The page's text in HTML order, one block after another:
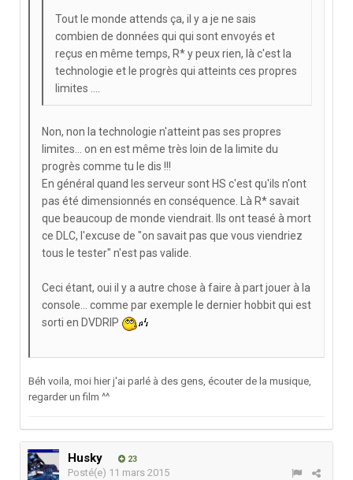
Tout le monde attends ça, il y a je ne sais
combien de données qui qui sont envoyés et
reçus en même temps, R* y peux rien, là c'est la
technologie et le progrès qui atteints ces propres
limites ....
Non, non la technologie n'atteint pas ses propres
limites... on en est même très loin de la limite du
progrès comme tu le dis !!!
En général quand les serveur sont HS c'est qu'ils n'ont
pas été dimensionnés en conséquence. Là R* savait
que beaucoup de monde viendrait. Ils ont teasé à mort
ce DLC, l'excuse de "on savait pas que vous viendriez
tous le tester" n'est pas valide.
Ceci étant, oui il y a autre chose à faire à part jouer à la
console... comme par exemple le dernier hobbit qui est
sorti en DVDRIP
Béh voila, moi hier j'ai parlé à des gens, écouter de la musique,
regarder un film ^^
Husky 23
Posté(e) 11 mars 2015